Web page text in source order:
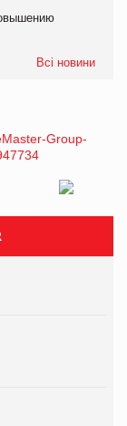
Всі новини